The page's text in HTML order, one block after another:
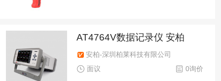
AT4764V数据记录仪 安柏
安柏-深圳柏莱科技有限公司
0询价
面议